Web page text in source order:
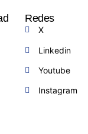
Redes
X
Linkedin
Youtube
Instagram